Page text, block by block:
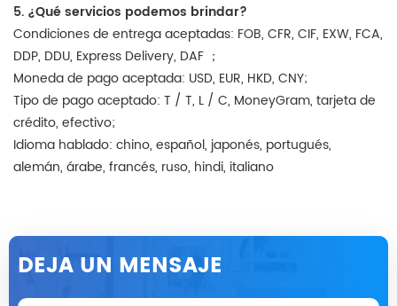
5. ¿Qué servicios podemos brindar?
Condiciones de entrega aceptadas: FOB, CFR, CIF, EXW, FCA,
DDP, DDU, Express Delivery, DAF ；
Moneda de pago aceptada: USD, EUR, HKD, CNY;
Tipo de pago aceptado: T / T, L / C, MoneyGram, tarjeta de
crédito, efectivo;
Idioma hablado: chino, español, japonés, portugués,
alemán, árabe, francés, ruso, hindi, italiano
DEJA UN MENSAJE